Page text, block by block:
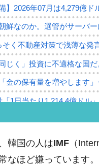
】2026年07月は4,279億ド
鮮なのか。選管がサーバ
く不動産対策で浅薄な発言
じく」投資に不適格な国だ
金の保有量を増やします
「1日当たり1,214.4億ドル
クラ政策室長が告発され
韓国の人はIMF （
なほど嫌っています。